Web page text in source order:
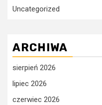
Uncategorized
ARCHIWA
sierpień 2026
lipiec 2026
czerwiec 2026